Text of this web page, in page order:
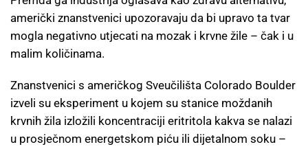
američki znanstvenici upozoravaju da bi upravo ta tvar
mogla negativno utjecati na mozak i krvne žile – čak i u
malim količinama.
Znanstvenici s američkog Sveučilišta Colorado Boulder
izveli su eksperiment u kojem su stanice moždanih
krvnih žila izložili koncentraciji eritritola kakva se nalazi
u prosječnom energetskom piću ili dijetalnom soku –